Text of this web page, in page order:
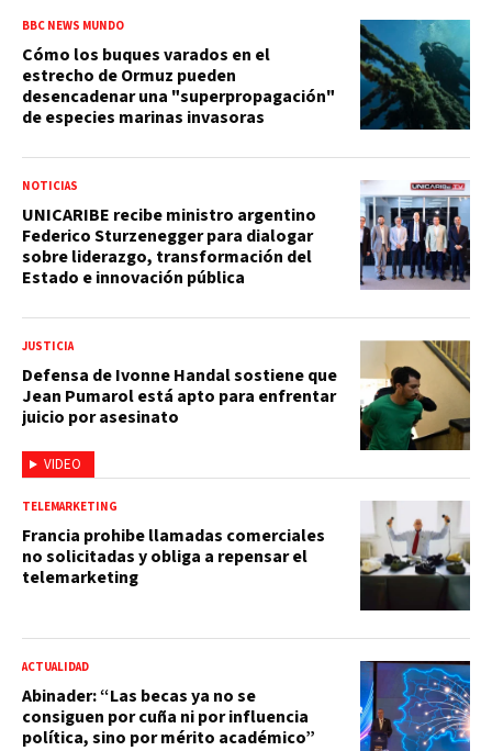
BBC NEWS MUNDO
Cómo los buques varados en el
estrecho de Ormuz pueden
desencadenar una "superpropagación"
de especies marinas invasoras
NOTICIAS
UNICARIBE recibe ministro argentino
Federico Sturzenegger para dialogar
sobre liderazgo, transformación del
Estado e innovación pública
VIDEO
JUSTICIA
Defensa de Ivonne Handal sostiene que
Jean Pumarol está apto para enfrentar
juicio por asesinato
TELEMARKETING
Francia prohibe llamadas comerciales
no solicitadas y obliga a repensar el
telemarketing
ACTUALIDAD
Abinader: “Las becas ya no se
consiguen por cuña ni por influencia
política, sino por mérito académico”